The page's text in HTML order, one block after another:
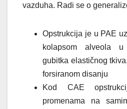
vazduha. Radi se o
Opstrukcija je u PAE
kolapsom alveola u
gubitka elastičnog
forsiranom disanju
Kod CAE
promenama na